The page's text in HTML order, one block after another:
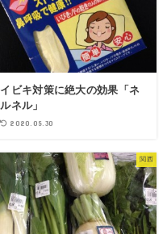
イビキ対策に絶大の効果「ネ
ルネル」
2020.05.30
関西